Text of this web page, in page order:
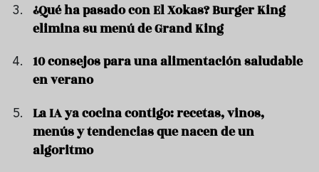
¿Qué ha pasado con El Xokas? Burger King
elimina su menú de Grand King
10 consejos para una alimentación saludable
en verano
La IA ya cocina contigo: recetas, vinos,
menús y tendencias que nacen de un
algoritmo